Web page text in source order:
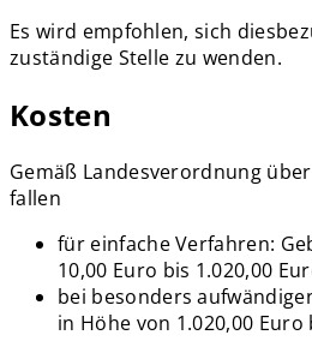
Es wird empfohlen, sich
zuständige Stelle zu wenden.
Kosten
Gemäß Landesverordnung
fallen
für einfache Verfahren:
10,00 Euro bis 1.020,00
bei besonders
in Höhe von 1.020,00 Euro